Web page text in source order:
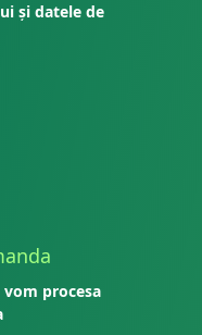
și datele de
procesa